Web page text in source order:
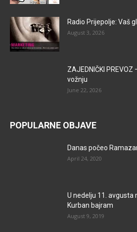
Radio Prijepolje: Vaš
August 3, 2026
ZAJEDNIČKI
vožnju
June 22, 2026
POPULARNE OBJAVE
Danas počeo
April 24, 2020
U nedelju 11. avgusta
Kurban bajram
August 9, 2019